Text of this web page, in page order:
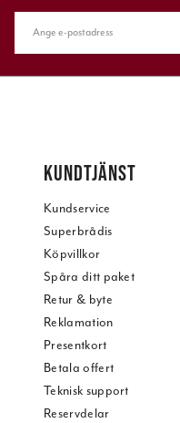
KUNDTJÄNST
Kundservice
Superbrådis
Köpvillkor
Spåra ditt paket
Retur & byte
Reklamation
Presentkort
Betala offert
Teknisk support
Reservdelar